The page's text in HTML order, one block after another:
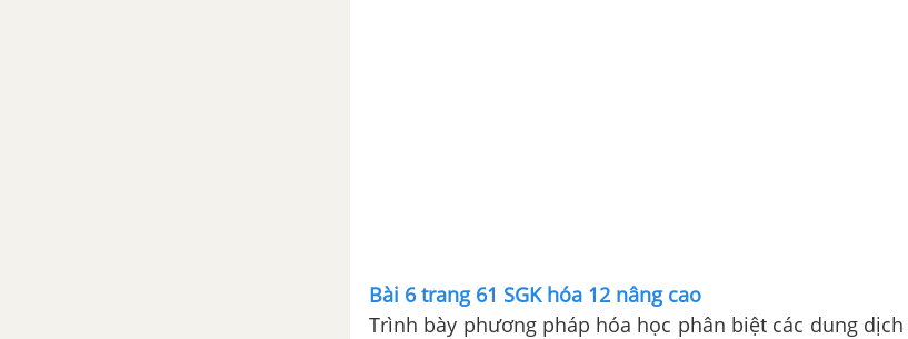
Bài 6 trang 61 SGK hóa 12 nâng cao
Trình bày phương pháp hóa học phân biệt các dung